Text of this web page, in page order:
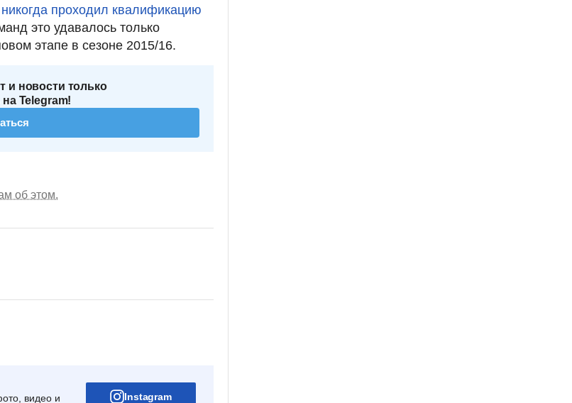
проходил квалификацию
это удавалось только
этапе в сезоне 2015/16.
и новости только
Telegram!
об этом.
видео и Instagram